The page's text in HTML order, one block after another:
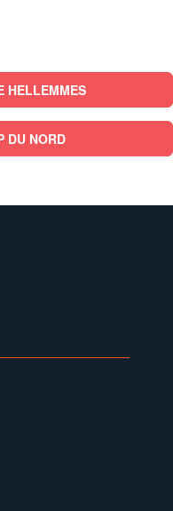
HELLEMMES
DU NORD